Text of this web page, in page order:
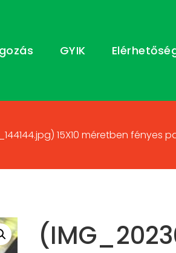
GYIK
15X10 méretben fényes